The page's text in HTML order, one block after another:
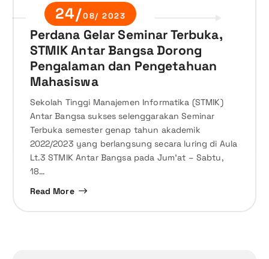
24/08/ 2023
Perdana Gelar Seminar Terbuka,
STMIK Antar Bangsa Dorong
Pengalaman dan Pengetahuan
Mahasiswa
Sekolah Tinggi Manajemen Informatika (STMIK)
Antar Bangsa sukses selenggarakan Seminar
Terbuka semester genap tahun akademik
2022/2023 yang berlangsung secara luring di Aula
Lt.3 STMIK Antar Bangsa pada Jum’at – Sabtu,
18…
Read More